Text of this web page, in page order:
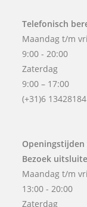
Telefonisch
Maandag t/m
9:00 - 20:00
Zaterdag
9:00 – 17:00
(+31)6 13428184
Openingstijden
Bezoek
Maandag t/m
13:00 - 20:00
Zaterdag